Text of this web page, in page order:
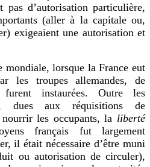
pas d’autorisation particulière,
(aller à la capitale ou,
exigeaient une autorisation et
mondiale, lorsque la France eut
les troupes allemandes, de
furent instaurées. Outre les
dues aux réquisitions de
nourrir les occupants, la liberté
français fut largement
il était nécessaire d’être muni
ou autorisation de circuler),